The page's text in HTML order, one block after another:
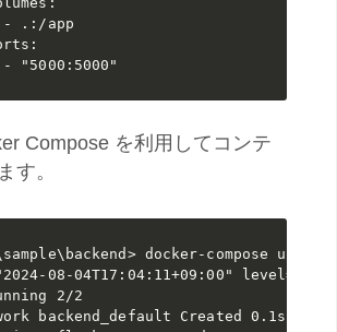
.:/app
"5000:5000"
Compose を利用してコンテ
す。
docker-compose up
08-04T17:04:11+09:00"
2/2
backend_default Created 0.1s